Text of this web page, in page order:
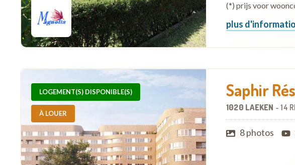
(*) prijs voor
plus
LOGEMENT(S) DISPONIBLE(S)
À LOUER
Saphir
1020 LAEKEN -14
8 photos